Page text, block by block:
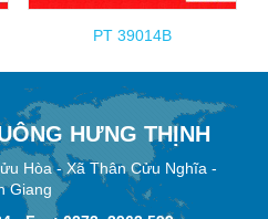
PT 39014B
HƯNG THỊNH
Hòa - Xã Thân Cửu Nghĩa -
Giang